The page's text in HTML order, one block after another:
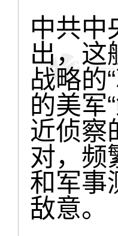
中共中
出，这
战略的
的美军
近侦察
对，频
和军事
敌意。